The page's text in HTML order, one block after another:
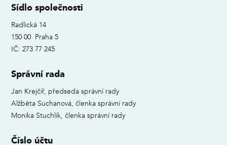
Sídlo společnosti
Radlická 14
150 00 Praha 5
IČ: 273 77 245
Správní rada
Jan Krejčíř, předseda správní rady
Alžběta Suchanová, členka správní rady
Monika Stuchlík, členka správní rady
Číslo účtu